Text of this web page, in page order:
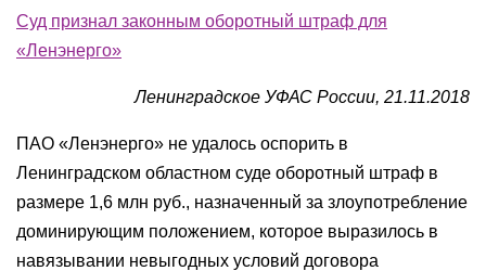
Суд признал законным оборотный штраф для
«Ленэнерго»
Ленинградское УФАС России, 21.11.2018
ПАО «Ленэнерго» не удалось оспорить в
Ленинградском областном суде оборотный штраф в
размере 1,6 млн руб., назначенный за злоупотребление
доминирующим положением, которое выразилось в
навязывании невыгодных условий договора